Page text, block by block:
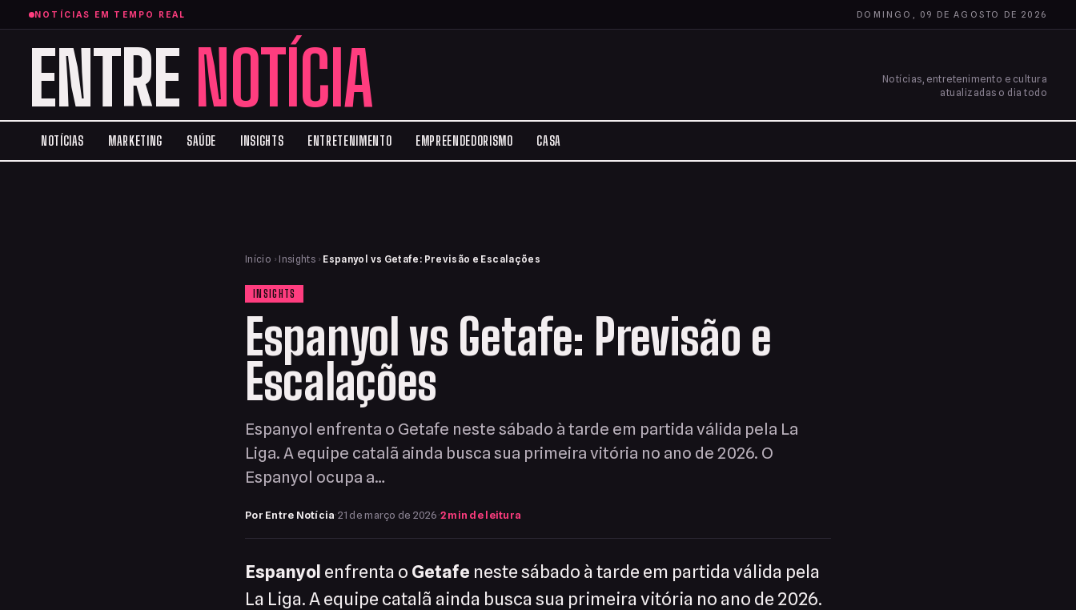
NOTÍCIAS EM TEMPO REAL DOMINGO, 09 DE AGOSTO DE 2026
ENTRE NOTÍCIA
Notícias, entretenimento e cultura
atualizadas o dia todo
NOTÍCIAS MARKETING SAÚDE INSIGHTS ENTRETENIMENTO EMPREENDEDORISMO CASA
Início › Insights › Espanyol vs Getafe: Previsão e Escalações
INSIGHTS
Espanyol vs Getafe: Previsão e
Escalações
Espanyol enfrenta o Getafe neste sábado à tarde em partida válida pela La
Liga. A equipe catalã ainda busca sua primeira vitória no ano de 2026. O
Espanyol ocupa a…
Por Entre Notícia·21 de março de 2026·2 min de leitura
Espanyol enfrenta o Getafe neste sábado à tarde em partida válida pela
La Liga. A equipe catalã ainda busca sua primeira vitória no ano de 2026.